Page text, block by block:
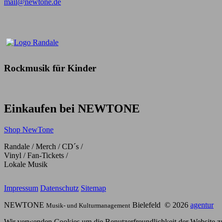
Rockmusik für Kinder
Einkaufen bei NEWTONE
Shop NewTone
Randale / Merch / CD´s /
Vinyl / Fan-Tickets /
Lokale Musik
Impressum Datenschutz Sitemap
NEWTONE Musik- und Kulturmanagement Bielefeld © 2026 agentur